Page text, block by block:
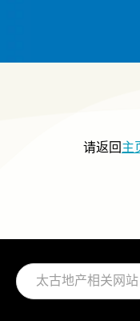
请返回主
太古地产相关网站